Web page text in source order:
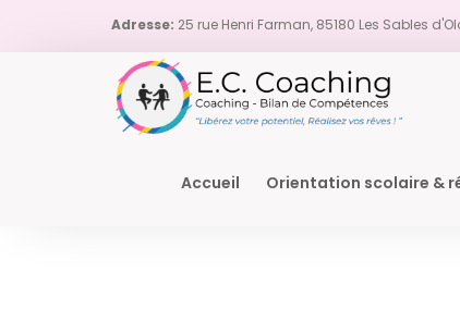
Adresse: 25 rue Henri Farman, 85180 Les Sables
Accueil Orientation scolaire &